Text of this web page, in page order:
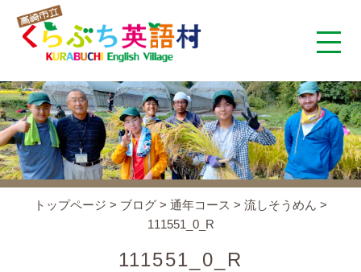
くらぶち英語村とは
コンセプト
トップページ > ブログ > 通年コース > 流しそうめん >
111551_0_R
111551_0_R